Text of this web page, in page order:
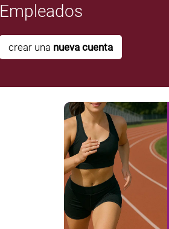
Empleados
crear una nueva cuenta